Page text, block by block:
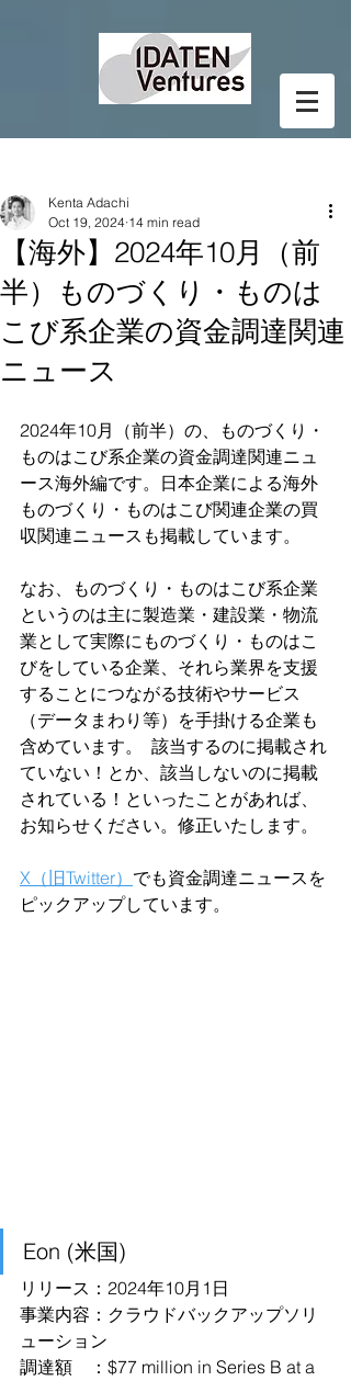
【海外】2024年10月（前
半）ものづくり・ものは
こび系企業の資金調達関連
ニュース
Kenta Adachi
Oct 19, 2024 14 min read
2024年10月（前半）の、ものづくり・
ものはこび系企業の資金調達関連ニュ
ース海外編です。日本企業による海外
ものづくり・ものはこび関連企業の買
収関連ニュースも掲載しています。
なお、ものづくり・ものはこび系企業
というのは主に製造業・建設業・物流
業として実際にものづくり・ものはこ
びをしている企業、それら業界を支援
することにつながる技術やサービス
（データまわり等）を手掛ける企業も
含めています。  該当するのに掲載され
ていない！とか、該当しないのに掲載
されている！といったことがあれば、
お知らせください。修正いたします。
X（旧Twitter） でも資金調達ニュースを
ピックアップしています。
Eon (米国)
リリース：2024年10月1日
事業内容：クラウドバックアップソリ
ューション
調達額　：$77 million in Series B at a